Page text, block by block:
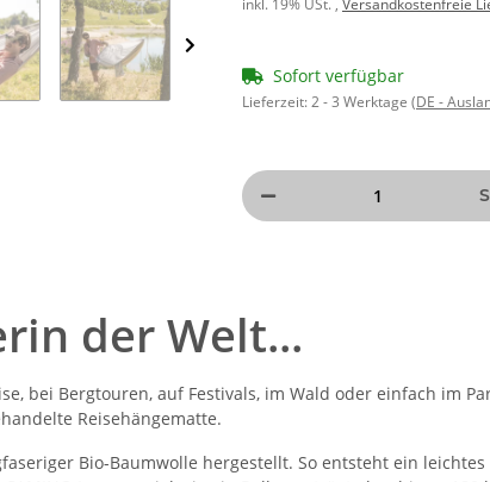
inkl. 19% USt. , Versandkostenfreie
Sofort verfügbar
Lieferzeit:2 - 3 Werktage (DE -
der Welt...
bei Bergtouren, auf Festivals, im Wald oder einfach im
Reisehängematte.
Bio-Baumwolle hergestellt. So entsteht ein